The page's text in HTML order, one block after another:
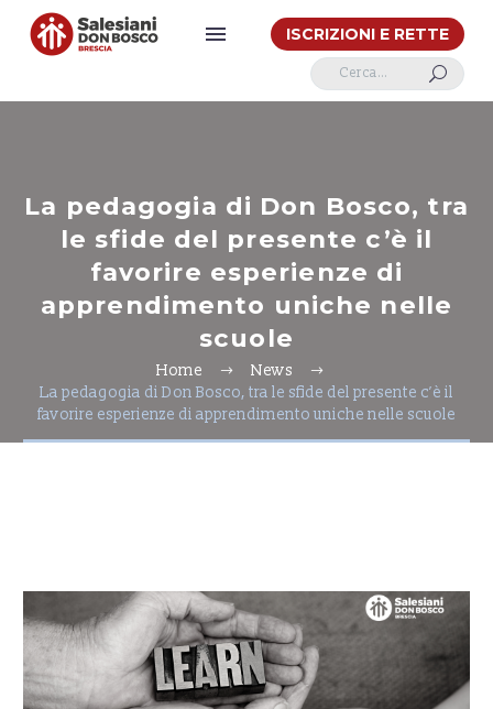
ISCRIZIONI E RETTE
U
La pedagogia di Don Bosco, tra
le sfide del presente c’è il
favorire esperienze di
apprendimento uniche nelle
scuole
Home
News
La pedagogia di Don Bosco, tra le sfide del presente c’è il
favorire esperienze di apprendimento uniche nelle scuole